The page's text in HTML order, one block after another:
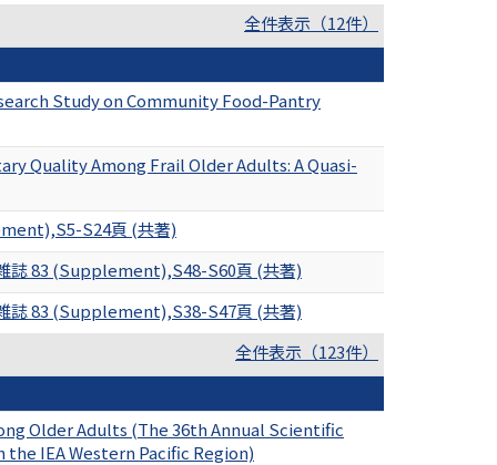
全件表示（12件）
Study on Community Food-Pantry
Quality Among Frail Older Adults: A Quasi-
S24頁 (共著)
誌 83 (Supplement),S48-S60頁 (共著)
誌 83 (Supplement),S38-S47頁 (共著)
全件表示（123件）
Older Adults (The 36th Annual Scientific
IEA Western Pacific Region)